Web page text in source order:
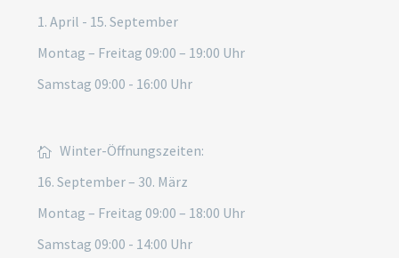
1. April - 15. September
Montag – Freitag 09:00 – 19:00 Uhr
Samstag 09:00 - 16:00 Uhr
Winter-Öffnungszeiten:
16. September – 30. März
Montag – Freitag 09:00 – 18:00 Uhr
Samstag 09:00 - 14:00 Uhr